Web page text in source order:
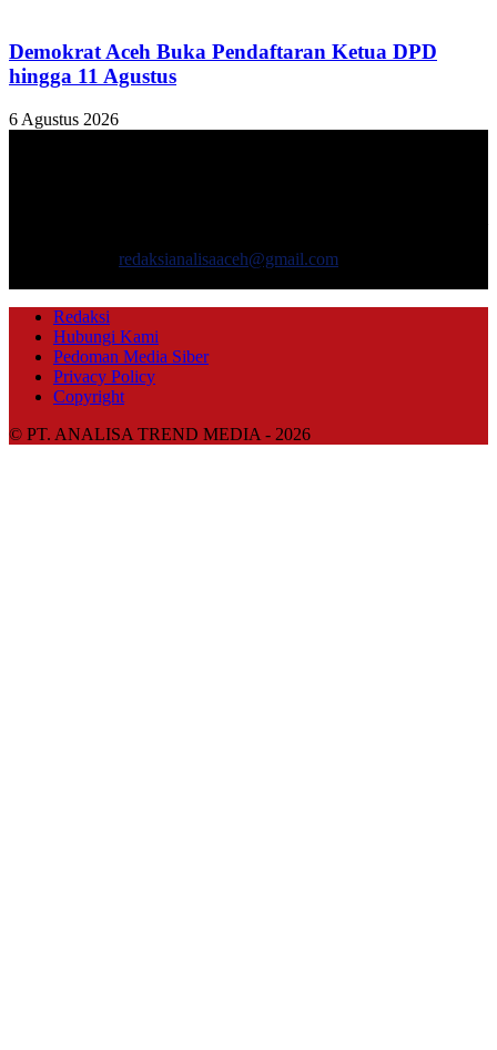
Demokrat Aceh Buka Pendaftaran Ketua DPD
hingga 11 Agustus
6 Agustus 2026
redaksianalisaaceh@gmail.com
Redaksi
Hubungi Kami
Pedoman Media Siber
Privacy Policy
Copyright
© PT. ANALISA TREND MEDIA - 2026